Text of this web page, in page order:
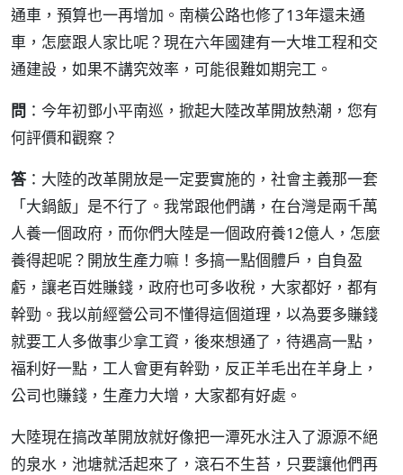
通車，預算也一再增加。南橫公路也修了13年還未通
車，怎麼跟人家比呢？現在六年國建有一大堆工程和交
通建設，如果不講究效率，可能很難如期完工。
問 ：今年初鄧小平南巡，掀起大陸改革開放熱潮，您有
何評價和觀察？
答：大陸的改革開放是一定要實施的，社會主義那一套
「大鍋飯」是不行了。我常跟他們講，在台灣是兩千萬
人養一個政府，而你們大陸是一個政府養12億人，怎麼
養得起呢？開放生產力嘛！多搞一點個體戶，自負盈
虧，讓老百姓賺錢，政府也可多收稅，大家都好，都有
幹勁。我以前經營公司不懂得這個道理，以為要多賺錢
就要工人多做事少拿工資，後來想通了，待遇高一點，
福利好一點，工人會更有幹勁，反正羊毛出在羊身上，
公司也賺錢，生產力大增，大家都有好處。
大陸現在搞改革開放就好像把一潭死水注入了源源不絕
的泉水，池塘就活起來了，滾石不生苔，只要讓他們再